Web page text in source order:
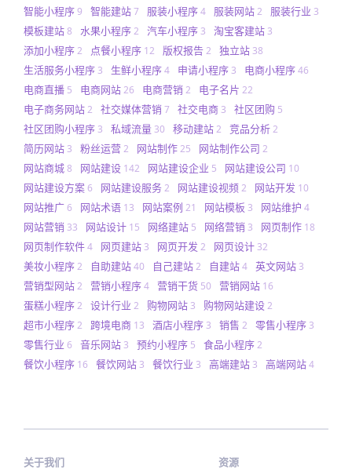
智能小程序9 智能建站7 服装小程序4 服装网站2 服装行业 3
模板建站8 水果小程序2 汽车小程序 3 淘宝客建站 3
添加小程序2 点餐小程序 12 版权报告2 独立站 38
生活服务小程序 3 生鲜小程序4 申请小程序 3 电商小程序46
电商直播 5 电商网站26 电商营销 2 电子名片 22
电子商务网站2 社交媒体营销 7 社交电商 3 社区团购 5
社区团购小程序 3 私域流量 30 移动建站2 竞品分析2
简历网站 3 粉丝运营2 网站制作25 网站制作公司 2
网站商城8 网站建设 142 网站建设企业 5 网站建设公司 10
网站建设方案6 网站建设服务2 网站建设视频2 网站开发 10
网站推广6 网站术语 13 网站案例 21 网站模板 3 网站维护 4
网站营销 33 网站设计 15 网络建站 5 网络营销 3 网页制作 18
网页制作软件4 网页建站 3 网页开发 2 网页设计 32
美妆小程序2 自助建站40 自己建站2 自建站4 英文网站 3
营销型网站2 营销小程序4 营销干货 50 营销网站 16
蛋糕小程序2 设计行业 2 购物网站 3 购物网站建设2
超市小程序2 跨境电商 13 酒店小程序 3 销售 2 零售小程序 3
零售行业 6 音乐网站 3 预约小程序 5 食品小程序2
餐饮小程序 16 餐饮网站 3 餐饮行业 3 高端建站 3 高端网站4
关于我们
资源